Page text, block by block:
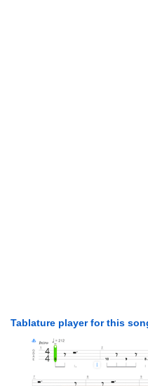
Tablature player for this